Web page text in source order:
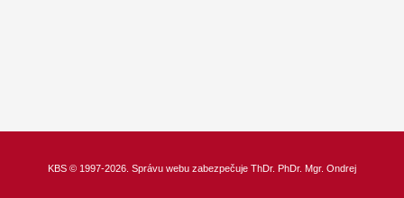
KBS © 1997-2026. Správu webu zabezpečuje ThDr. PhDr. Mgr. Ondrej